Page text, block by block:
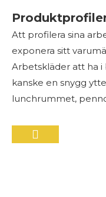
Att profilera sina
exponera sitt
Arbetskläder att ha
kanske en snygg
lunchrummet,